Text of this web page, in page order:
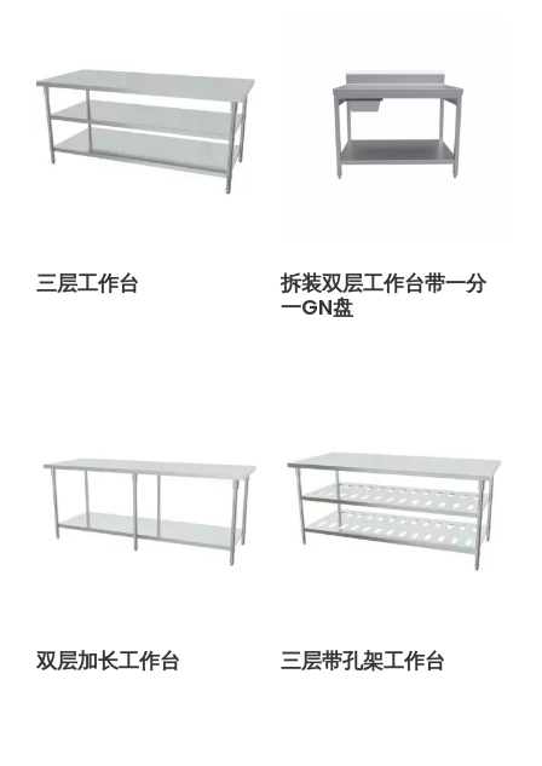
三层工作台
拆装双层工作台带一分
一GN盘
双层加长工作台 三层带孔架工作台